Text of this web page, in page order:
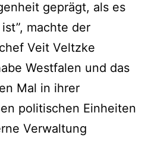
geprägt, als es
machte der
Veit Veltzke
Westfalen und das
Mal in ihrer
politischen Einheiten
Verwaltung